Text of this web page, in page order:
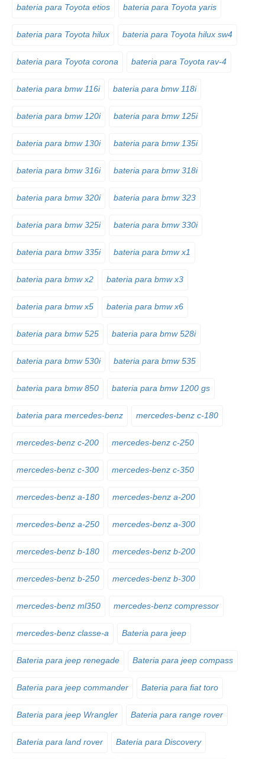
bateria para Toyota etios bateria para Toyota yaris
bateria para Toyota hilux bateria para Toyota hilux sw4
bateria para Toyota corona bateria para Toyota rav-4
bateria para bmw 116i bateria para bmw 118i
bateria para bmw 120i bateria para bmw 125i
bateria para bmw 130i bateria para bmw 135i
bateria para bmw 316i bateria para bmw 318i
bateria para bmw 320i bateria para bmw 323
bateria para bmw 325i bateria para bmw 330i
bateria para bmw 335i bateria para bmw x1
bateria para bmw x2 bateria para bmw x3
bateria para bmw x5 bateria para bmw x6
bateria para bmw 525 bateria para bmw 528i
bateria para bmw 530i bateria para bmw 535
bateria para bmw 850 bateria para bmw 1200 gs
bateria para mercedes-benz mercedes-benz c-180
mercedes-benz c-200 mercedes-benz c-250
mercedes-benz c-300 mercedes-benz c-350
mercedes-benz a-180 mercedes-benz a-200
mercedes-benz a-250 mercedes-benz a-300
mercedes-benz b-180 mercedes-benz b-200
mercedes-benz b-250 mercedes-benz b-300
mercedes-benz ml350 mercedes-benz compressor
mercedes-benz classe-a Bateria para jeep
Bateria para jeep renegade Bateria para jeep compass
Bateria para jeep commander Bateria para fiat toro
Bateria para jeep Wrangler Bateria para range rover
Bateria para land rover Bateria para Discovery